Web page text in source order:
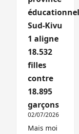
Sud-Kivu
1 aligne
18.532
filles
contre
18.895
garçons
02/07/2026
Mais moi